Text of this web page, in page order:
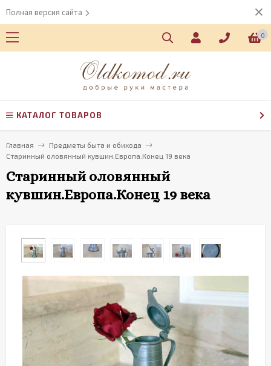
Полная версия сайта
0
КАТАЛОГ ТОВАРОВ
Главная
Предметы быта и обихода
Старинный оловянный кувшин.Европа.Конец 19 века
Старинный оловянный
кувшин.Европа.Конец 19 века